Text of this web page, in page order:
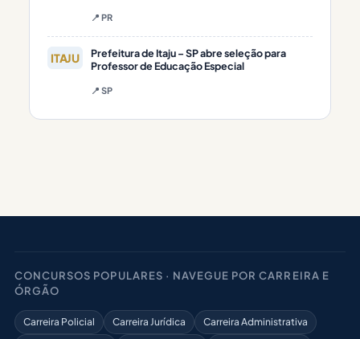
📍 PR
ITAJU
Prefeitura de Itaju – SP abre seleção para
Professor de Educação Especial
📍 SP
CONCURSOS POPULARES · NAVEGUE POR CARREIRA E
ÓRGÃO
Carreira Policial Carreira Jurídica
Carreira Administrativa